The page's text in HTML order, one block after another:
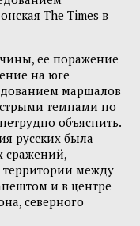
The Times в
ее поражение
на юге
маршалов
темпами по
объяснить.
русских была
сражений,
между
и в центре
северного